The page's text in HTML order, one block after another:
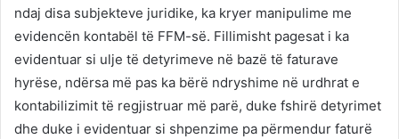
ndaj disa subjekteve juridike, ka kryer manipulime me
evidencën kontabël të FFM-së. Fillimisht pagesat i ka
evidentuar si ulje të detyrimeve në bazë të faturave
hyrëse, ndërsa më pas ka bërë ndryshime në urdhrat e
kontabilizimit të regjistruar më parë, duke fshirë detyrimet
dhe duke i evidentuar si shpenzime pa përmendur faturë